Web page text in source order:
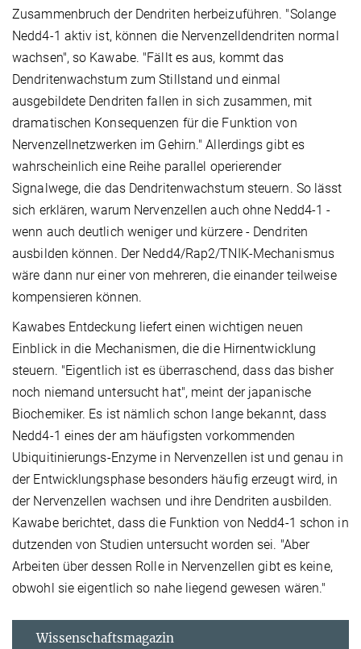
Zusammenbruch der Dendriten herbeizuführen. "Solange
Nedd4-1 aktiv ist, können die Nervenzelldendriten normal
wachsen", so Kawabe. "Fällt es aus, kommt das
Dendritenwachstum zum Stillstand und einmal
ausgebildete Dendriten fallen in sich zusammen, mit
dramatischen Konsequenzen für die Funktion von
Nervenzellnetzwerken im Gehirn." Allerdings gibt es
wahrscheinlich eine Reihe parallel operierender
Signalwege, die das Dendritenwachstum steuern. So lässt
sich erklären, warum Nervenzellen auch ohne Nedd4-1 -
wenn auch deutlich weniger und kürzere - Dendriten
ausbilden können. Der Nedd4/Rap2/TNIK-Mechanismus
wäre dann nur einer von mehreren, die einander teilweise
kompensieren können.
Kawabes Entdeckung liefert einen wichtigen neuen
Einblick in die Mechanismen, die die Hirnentwicklung
steuern. "Eigentlich ist es überraschend, dass das bisher
noch niemand untersucht hat", meint der japanische
Biochemiker. Es ist nämlich schon lange bekannt, dass
Nedd4-1 eines der am häufigsten vorkommenden
Ubiquitinierungs-Enzyme in Nervenzellen ist und genau in
der Entwicklungsphase besonders häufig erzeugt wird, in
der Nervenzellen wachsen und ihre Dendriten ausbilden.
Kawabe berichtet, dass die Funktion von Nedd4-1 schon in
dutzenden von Studien untersucht worden sei. "Aber
Arbeiten über dessen Rolle in Nervenzellen gibt es keine,
obwohl sie eigentlich so nahe liegend gewesen wären."
Wissenschaftsmagazin